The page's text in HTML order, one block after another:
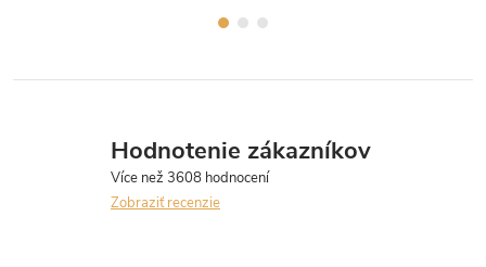
Hodnotenie zákazníkov
Zobraziť recenzie